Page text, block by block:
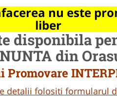
nu este
liber
disponibila
din
detalii folositi formularul